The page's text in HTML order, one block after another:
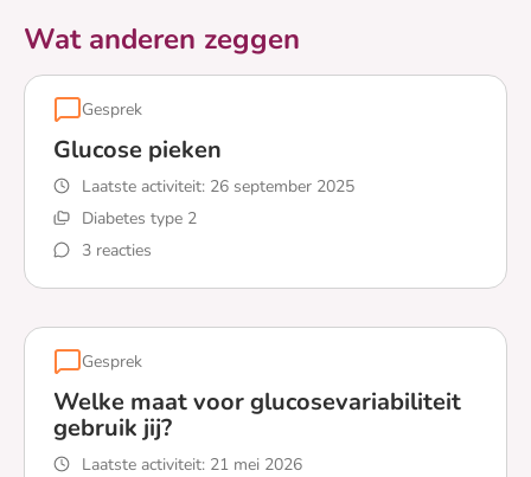
Wat anderen zeggen
Gesprek
Glucose pieken
Laatste activiteit: 26 september 2025
Diabetes type 2
3 reacties
Lees meer over Glucose pieken
Gesprek
Welke maat voor glucosevariabiliteit
gebruik jij?
Laatste activiteit: 21 mei 2026